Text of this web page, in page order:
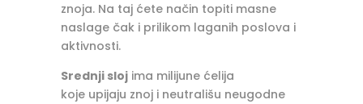
znoja. Na taj ćete način topiti masne
naslage čak i prilikom laganih poslova i
aktivnosti.
Srednji slojima milijune ćelija
koje upijaju znoj i neutrališu neugodne